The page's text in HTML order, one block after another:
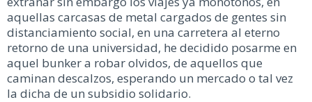
aquellas carcasas de metal cargados de gentes sin
distanciamiento social, en una carretera al eterno
retorno de una universidad, he decidido posarme en
aquel bunker a robar olvidos, de aquellos que
caminan descalzos, esperando un mercado o tal vez
la dicha de un subsidio solidario.